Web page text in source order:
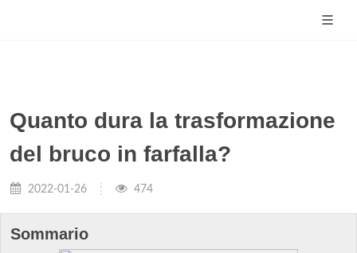
Quanto dura la trasformazione
del bruco in farfalla?
2022-01-26 474
Sommario